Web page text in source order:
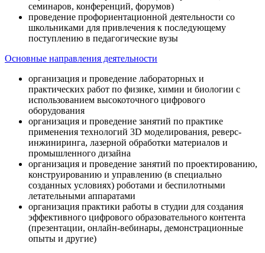
семинаров, конференций, форумов)
проведение профориентационной деятельности со
школьниками для привлечения к последующему
поступлению в педагогические вузы
Основные направления деятельности
организация и проведение лабораторных и
практических работ по физике, химии и биологии с
использованием высокоточного цифрового
оборудования
организация и проведение занятий по практике
применения технологий 3D моделирования, реверс-
инжиниринга, лазерной обработки материалов и
промышленного дизайна
организация и проведение занятий по проектированию,
конструированию и управлению (в специально
созданных условиях) роботами и беспилотными
летательными аппаратами
организация практики работы в студии для создания
эффективного цифрового образовательного контента
(презентации, онлайн-вебинары, демонстрационные
опыты и другие)